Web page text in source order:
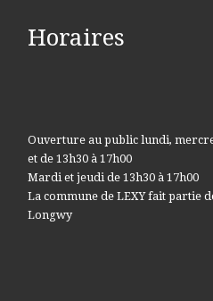
Horaires
Ouverture au public lundi,
et de 13h30 à 17h00
Mardi et jeudi de 13h30 à 17h00
La commune de LEXY fait partie
Longwy